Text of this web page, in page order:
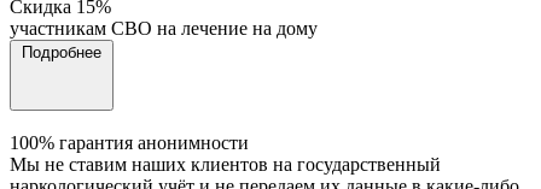
Cкидка 15%
участникам СВО на лечение на дому
Подробнее
100% гарантия анонимности
Мы не ставим наших клиентов на государственный